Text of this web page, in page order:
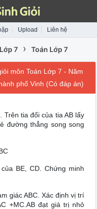
Upload Liên hệ
Lớp 7 › Toán Lớp 7
môn Toán Lớp 7 - Năm
phố Vinh (Có đáp án)
Trên tia đối của tia AB lấy
đường thẳng song song
BE, CD. Chứng minh
giác ABC. Xác định vị trí
+MC.AB đạt giá trị nhỏ